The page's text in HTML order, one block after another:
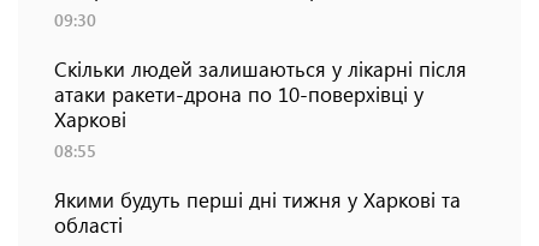
09:30
Скільки людей залишаються у лікарні після
атаки ракети-дрона по 10-поверхівці у
Харкові
08:55
Якими будуть перші дні тижня у Харкові та
області